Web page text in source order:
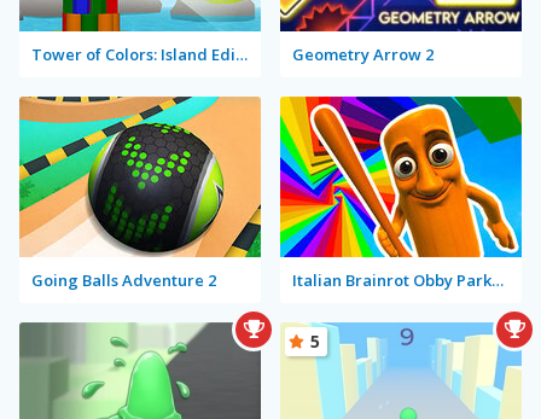
Tower of Colors: Island Edition Geometry Arrow 2
Going Balls Adventure 2 Italian Brainrot Obby Parkour
5